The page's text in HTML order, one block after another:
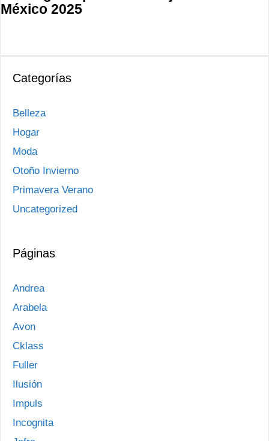
México 2025
Categorías
Belleza
Hogar
Moda
Otoño Invierno
Primavera Verano
Uncategorized
Páginas
Andrea
Arabela
Avon
Cklass
Fuller
Ilusión
Impuls
Incognita